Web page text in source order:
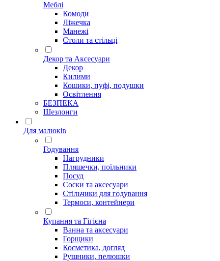
Меблі
Комоди
Ліжечка
Манежі
Столи та стільці
Декор та Аксесуари
Декор
Килими
Кошики, пуфі, подушки
Освітлення
БЕЗПЕКА
Шезлонги
Для малюків
Годування
Нагрудники
Пляшечки, поїльники
Посуд
Соски та аксесуари
Стільчики для годування
Термоси, контейнери
Купання та Гігієна
Ванна та аксесуари
Горщики
Косметика, догляд
Рушники, пелюшки